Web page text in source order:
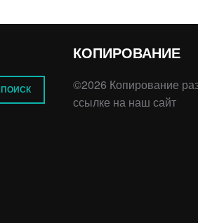
ПОИСК
КОПИРОВАНИЕ
©2026 Копирование
ссылке на наш сайт